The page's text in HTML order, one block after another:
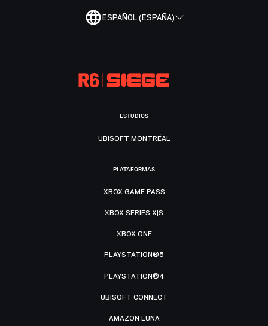
ESPAÑOL (ESPAÑA)
ESTUDIOS
UBISOFT MONTRÉAL
PLATAFORMAS
XBOX GAME PASS
XBOX SERIES X|S
XBOX ONE
PLAYSTATION®5
PLAYSTATION®4
UBISOFT CONNECT
AMAZON LUNA